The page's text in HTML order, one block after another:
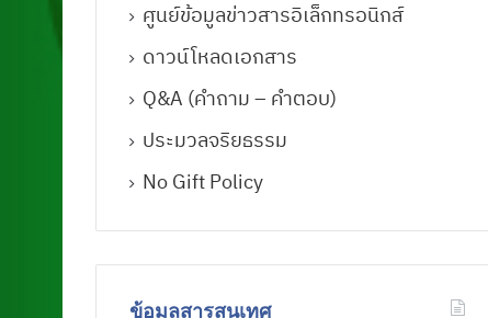
ศูนย์ข้อมูลข่าวสารอิเล็กทรอนิกส์
ดาวน์โหลดเอกสาร
Q&A (คําถาม – คําตอบ)
ประมวลจริยธรรม
No Gift Policy
ข้อมูลสารสนเทศ